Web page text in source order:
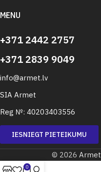
MENU
+371 2442 2757
+371 2839 9049
info@armet.lv
SIA Armet
Reg №: 40203403556
IESNIEGT PIETEIKUMU
© 2026 Armet
0